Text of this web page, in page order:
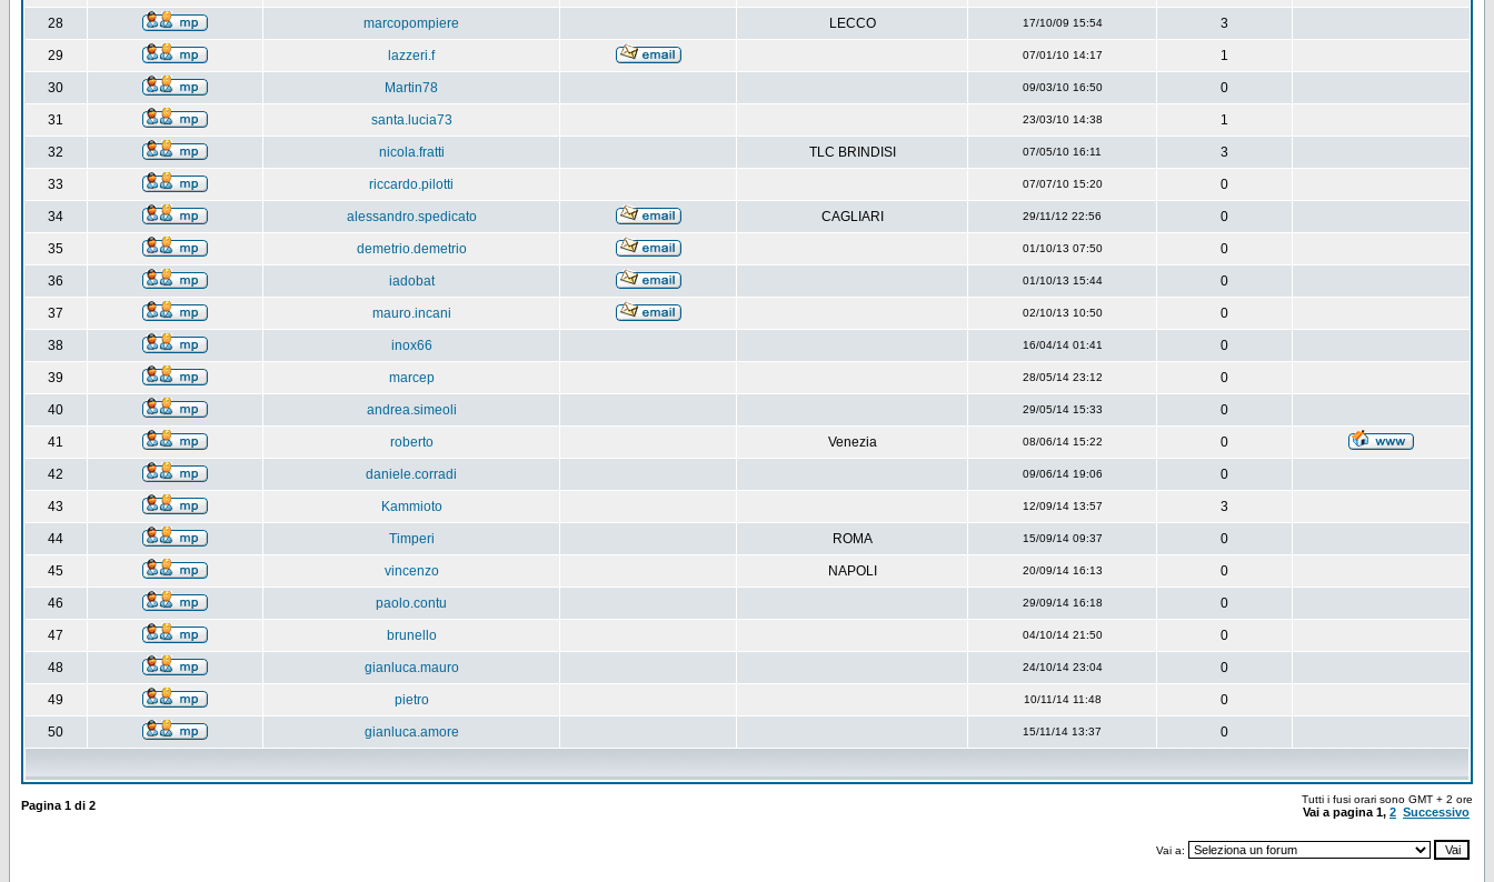
28 marcopompiere LECCO 17/10/09 15:54 3
29 lazzeri.f 07/01/10 14:17 1
30 Martin78 09/03/10 16:50 0
31 santa.lucia73 23/03/10 14:38 1
32 nicola.fratti TLC BRINDISI 07/05/10 16:11 3
33 riccardo.pilotti 07/07/10 15:20 0
34 alessandro.spedicato CAGLIARI 29/11/12 22:56 0
35 demetrio.demetrio 01/10/13 07:50 0
36 iadobat 01/10/13 15:44 0
37 mauro.incani 02/10/13 10:50 0
38 inox66 16/04/14 01:41 0
39 marcep 28/05/14 23:12 0
40 andrea.simeoli 29/05/14 15:33 0
41 roberto Venezia 08/06/14 15:22 0
42 daniele.corradi 09/06/14 19:06 0
43 Kammioto 12/09/14 13:57 3
44 Timperi ROMA 15/09/14 09:37 0
45 vincenzo NAPOLI 20/09/14 16:13 0
46 paolo.contu 29/09/14 16:18 0
47 brunello 04/10/14 21:50 0
48 gianluca.mauro 24/10/14 23:04 0
49 pietro 10/11/14 11:48 0
50 gianluca.amore 15/11/14 13:37 0
Pagina 1 di 2 Tutti i fusi orari sono GMT + 2 ore
Vai a pagina 1, 2 Successivo
Vai a: